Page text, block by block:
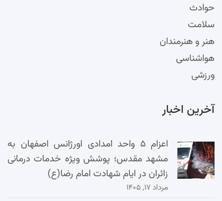
حوادث
سلامت
هنر و هنرمندان
هواشناسی
ورزشی
آخرین اخبار
اعزام ۵ واحد امدادی اورژانس اصفهان به
مشهد مقدس؛ پوشش ویژه خدمات درمانی
زائران در ایام شهادت امام رضا(ع)
مرداد ۱۷, ۱۴۰۵